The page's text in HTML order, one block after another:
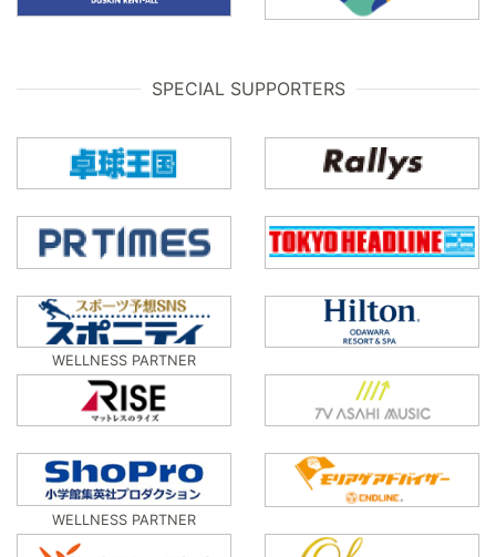
SPECIAL SUPPORTERS
WELLNESS PARTNER
WELLNESS PARTNER